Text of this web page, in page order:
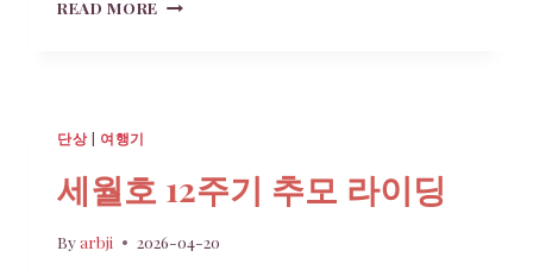
READ MORE
쟁
자
단상| 여행기
세월호 12주기 추모 라이딩
Byarbji 2026-04-20